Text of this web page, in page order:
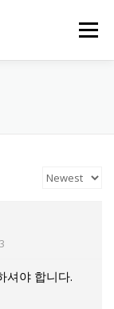
Menu
셔야 합니다.